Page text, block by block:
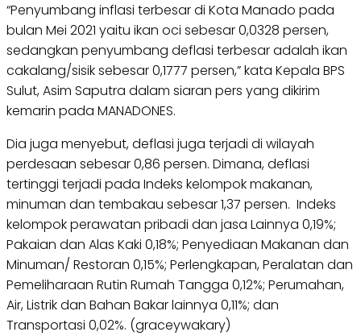
“Penyumbang inflasi terbesar di Kota Manado pada
bulan Mei 2021 yaitu ikan oci sebesar 0,0328 persen,
sedangkan penyumbang deflasi terbesar adalah ikan
cakalang/sisik sebesar 0,1777 persen,” kata Kepala BPS
Sulut, Asim Saputra dalam siaran pers yang dikirim
kemarin pada MANADONES.
Dia juga menyebut, deflasi juga terjadi di wilayah
perdesaan sebesar 0,86 persen. Dimana, deflasi
tertinggi terjadi pada Indeks kelompok makanan,
minuman dan tembakau sebesar 1,37 persen. Indeks
kelompok perawatan pribadi dan jasa Lainnya 0,19%;
Pakaian dan Alas Kaki 0,18%; Penyediaan Makanan dan
Minuman/ Restoran 0,15%; Perlengkapan, Peralatan dan
Pemeliharaan Rutin Rumah Tangga 0,12%; Perumahan,
Air, Listrik dan Bahan Bakar lainnya 0,11%; dan
Transportasi 0,02%. (graceywakary)